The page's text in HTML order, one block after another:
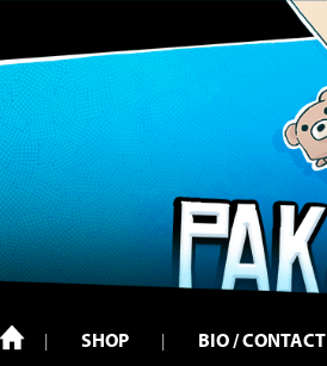
SHOP BIO / CONTACT